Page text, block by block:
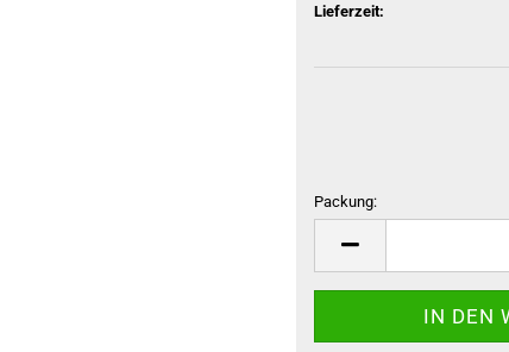
Lieferzeit:
Packung:
Packung